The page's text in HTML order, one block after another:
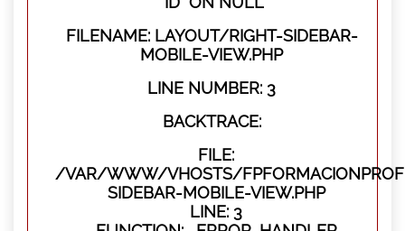
FILENAME: LAYOUT/RIGHT-SIDEBAR-
MOBILE-VIEW.PHP
LINE NUMBER: 3
BACKTRACE:
FILE:
/VAR/WWW/VHOSTS/
SIDEBAR-MOBILE-VIEW.PHP
LINE: 3